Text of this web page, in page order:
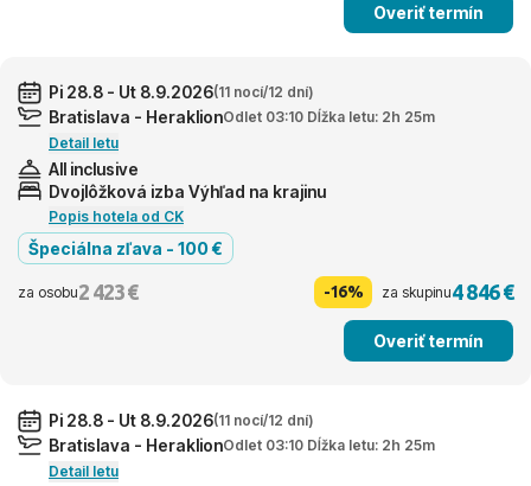
Overiť termín
Pi 28.8 - Ut 8.9.2026(11 nocí/12 dní)
Bratislava - HeraklionOdlet 03:10 Dĺžka letu: 2h 25m
Detail letu
All inclusive
Dvojlôžková izba Výhľad na krajinu
Popis hotela od CK
Špeciálna zľava - 100 €
za osobu2 423 € -16% za skupinu4 846 €
Overiť termín
Pi 28.8 - Ut 8.9.2026(11 nocí/12 dní)
Bratislava - HeraklionOdlet 03:10 Dĺžka letu: 2h 25m
Detail letu